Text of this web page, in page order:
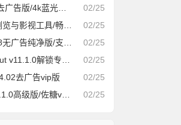
02/25
版/4k蓝光画质秒播
02/25
工具/畅享全网/精品影视
02/25
纯净版/支持安装插件
02/25
解锁专业版
02/25
去广告vip版
02/25
/佐糖v1.6.6会员解锁版